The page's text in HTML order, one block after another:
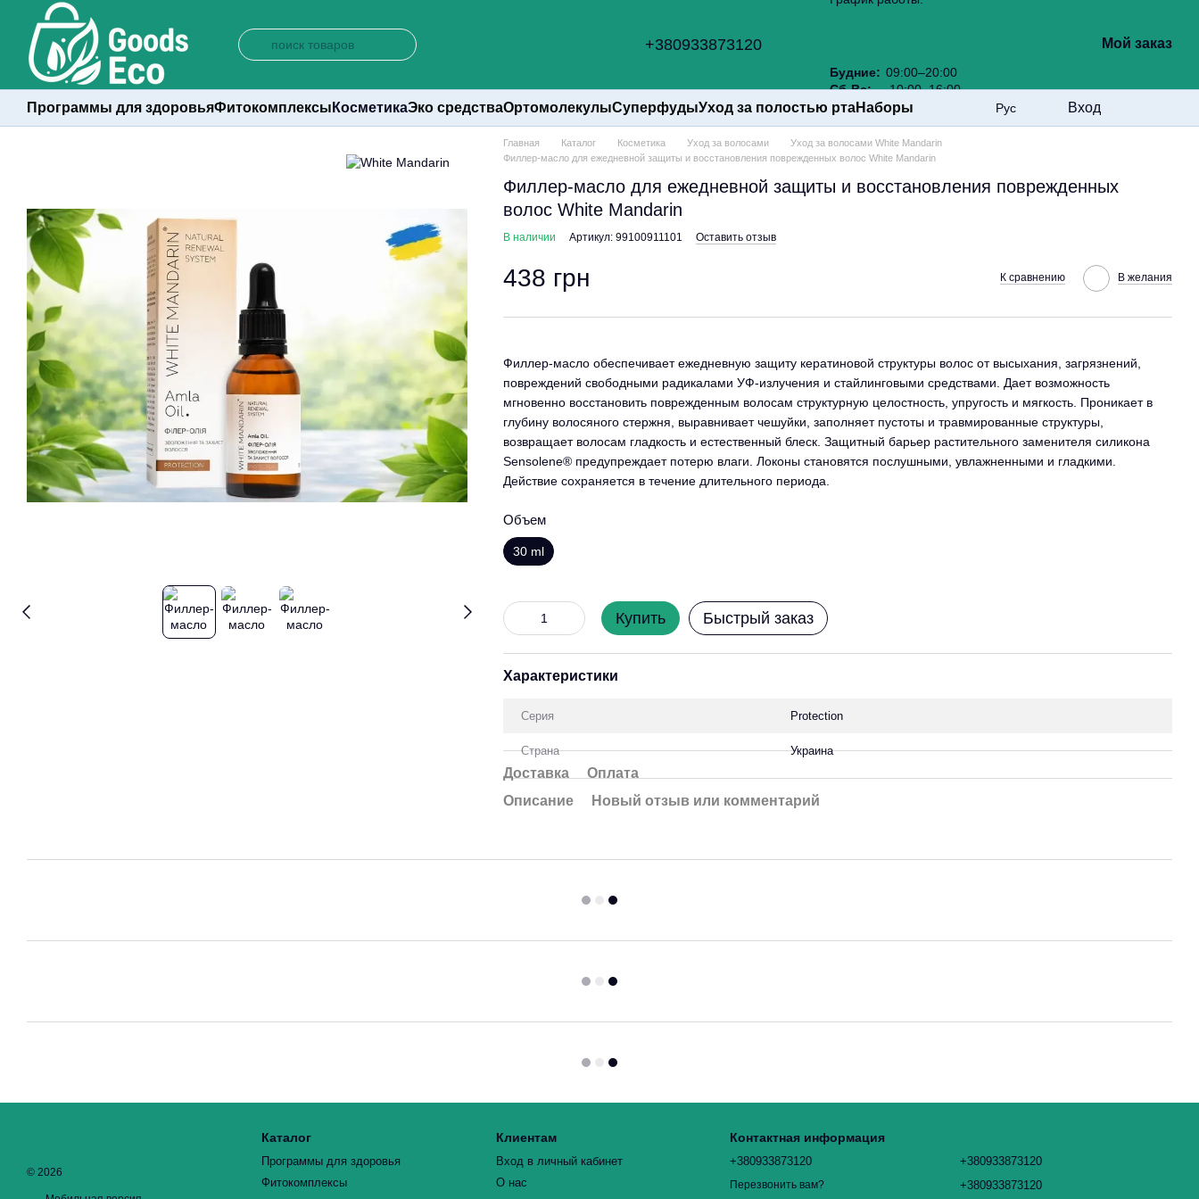
Перейти к основному контенту
+380933873120
Будние: 09:00–20:00
Сб-Вс:
10:00–16:00
Мой заказ
Программы для здоровьяФитокомплексы КосметикаЭко средстваОртомолекулыСуперфудыУход за полостью ртаНаборы Рус Вход
Главная Каталог Косметика Уход за волосами
Уход за волосами White Mandarin
Филлер-масло для ежедневной защиты и восстановления поврежденных волос White Mandarin
Филлер-масло для ежедневной защиты и восстановления поврежденных
волос White Mandarin
В наличии Артикул: 99100911101 Оставить отзыв
438 грн К сравнению В желания
Филлер-масло обеспечивает ежедневную защиту кератиновой структуры волос от высыхания, загрязнений,
повреждений свободными радикалами УФ-излучения и стайлинговыми средствами. Дает возможность
мгновенно восстановить поврежденным волосам структурную целостность, упругость и мягкость. Проникает в
глубину волосяного стержня, выравнивает чешуйки, заполняет пустоты и травмированные структуры,
возвращает волосам гладкость и естественный блеск. Защитный барьер растительного заменителя силикона
Sensolene® предупреждает потерю влаги. Локоны становятся послушными, увлажненными и гладкими.
Действие сохраняется в течение длительного периода.
Объем
30 ml
Купить Быстрый заказ
Характеристики
Серия Protection
Страна Украина
Доставка
Оплата
Описание
Новый отзыв или комментарий
© 2026
Каталог
Программы для здоровья
Фитокомплексы
Клиентам
Вход в личный кабинет
О нас
Контактная информация
+380933873120
Перезвонить вам?
+380933873120
+380933873120